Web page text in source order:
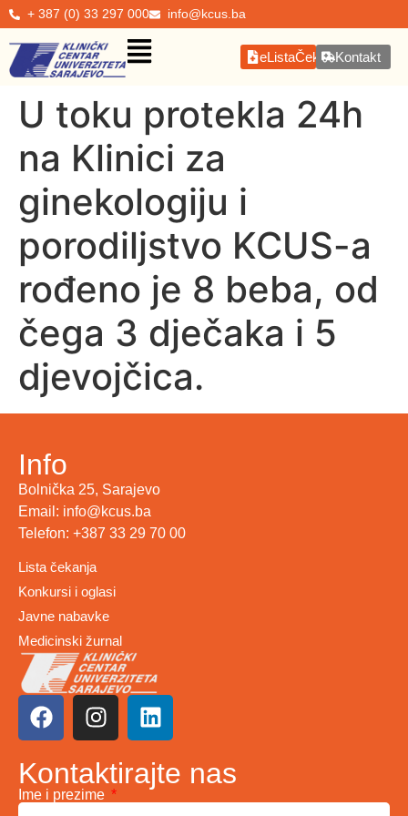
+ 387 (0) 33 297 000 info@kcus.ba
eListaČekanjaKontakt
U toku protekla 24h
na Klinici za
ginekologiju i
porodiljstvo KCUS-a
rođeno je 8 beba, od
čega 3 dječaka i 5
djevojčica.
Info
Bolnička 25, Sarajevo
Email: info@kcus.ba
Telefon: +387 33 29 70 00
Lista čekanja
Konkursi i oglasi
Javne nabavke
Medicinski žurnal
Kontaktirajte nas
Ime i prezime